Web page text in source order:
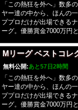
こなのか。乞うご期待。
当時のものになります
出場しなければならない
ムが3敗目、4敗目のタイ
発棋士に入っていない控
または監督)との交代が可
交代は2回までとする。交
合から一度外れた棋士は
この冬、かつて無いほど
を繰り広げ軍配が上がる地
こなのか。乞うご期待。
当時のものになります
9番勝負5勝先取、持ち時
指すごとに5秒が加算のフ
ルールで行います。また
出場登録棋士」と監督の
先発棋士と、出場順を決
場した後は、1人目に戻る
は必ず1対局は行うことと
勝利した棋士は、次の対局
出場しなければならない
ムが3敗目、4敗目のタイ
発棋士に入っていない控
または監督)との交代が可
わり、新Mリーガー7名、
勢40名でのシーズンとな
「この熱狂を外へ」数多
ヤー達の中から、ほんの
ププロだけが出場できる
ーグ。優勝賞金7000万円
レの栄光を目指して戦う
2025-26では、新たに「
JETS(アースジェッツ)」
わり、新Mリーガー7名、
勢40名でのシーズンとな
Mリーグ ベストコレ
無料公開:あと57日2時間
「この熱狂を外へ」数多
ヤー達の中から、ほんの
ププロだけが出場できる
ーグ。優勝賞金7000万円